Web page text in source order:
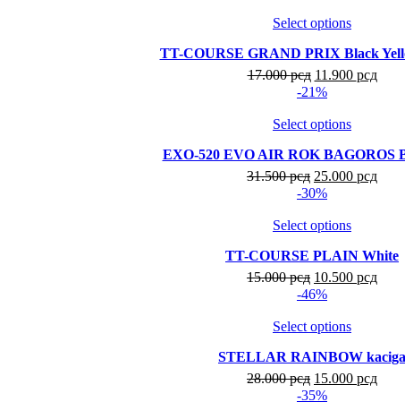
Select options
TT-COURSE GRAND PRIX Black
17.000рсд 11.900 рсд
-21%
Select options
EXO-520 EVO AIR ROK BAGOROS
31.500рсд 25.000 рсд
-30%
Select options
TT-COURSE PLAIN White
15.000рсд 10.500 рсд
-46%
Select options
STELLAR RAINBOW kaciga
28.000рсд 15.000 рсд
-35%